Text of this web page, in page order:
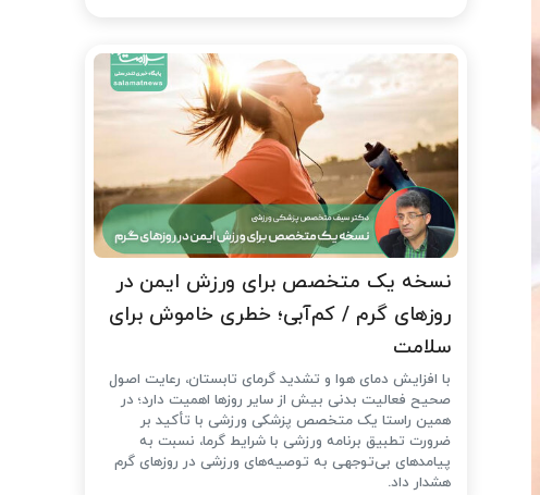
نسخه یک متخصص برای ورزش ایمن در
روزهای گرم / کم‌آبی؛ خطری خاموش برای
سلامت
با افزایش دمای هوا و تشدید گرمای تابستان، رعایت اصول
صحیح فعالیت بدنی بیش از سایر روزها اهمیت دارد؛ در
همین راستا یک متخصص پزشکی ورزشی با تأکید بر
ضرورت تطبیق برنامه ورزشی با شرایط گرما، نسبت به
پیامدهای بی‌توجهی به توصیه‌های ورزشی در روزهای گرم
هشدار داد.